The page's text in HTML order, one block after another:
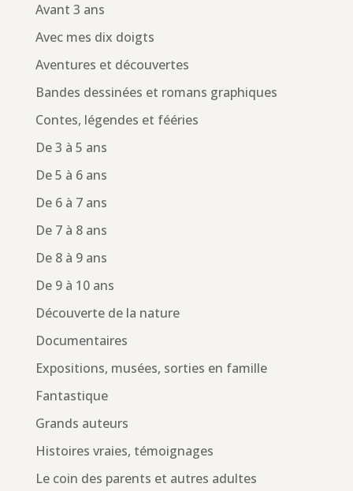
Avant 3 ans
Avec mes dix doigts
Aventures et découvertes
Bandes dessinées et romans graphiques
Contes, légendes et fééries
De 3 à 5 ans
De 5 à 6 ans
De 6 à 7 ans
De 7 à 8 ans
De 8 à 9 ans
De 9 à 10 ans
Découverte de la nature
Documentaires
Expositions, musées, sorties en famille
Fantastique
Grands auteurs
Histoires vraies, témoignages
Le coin des parents et autres adultes